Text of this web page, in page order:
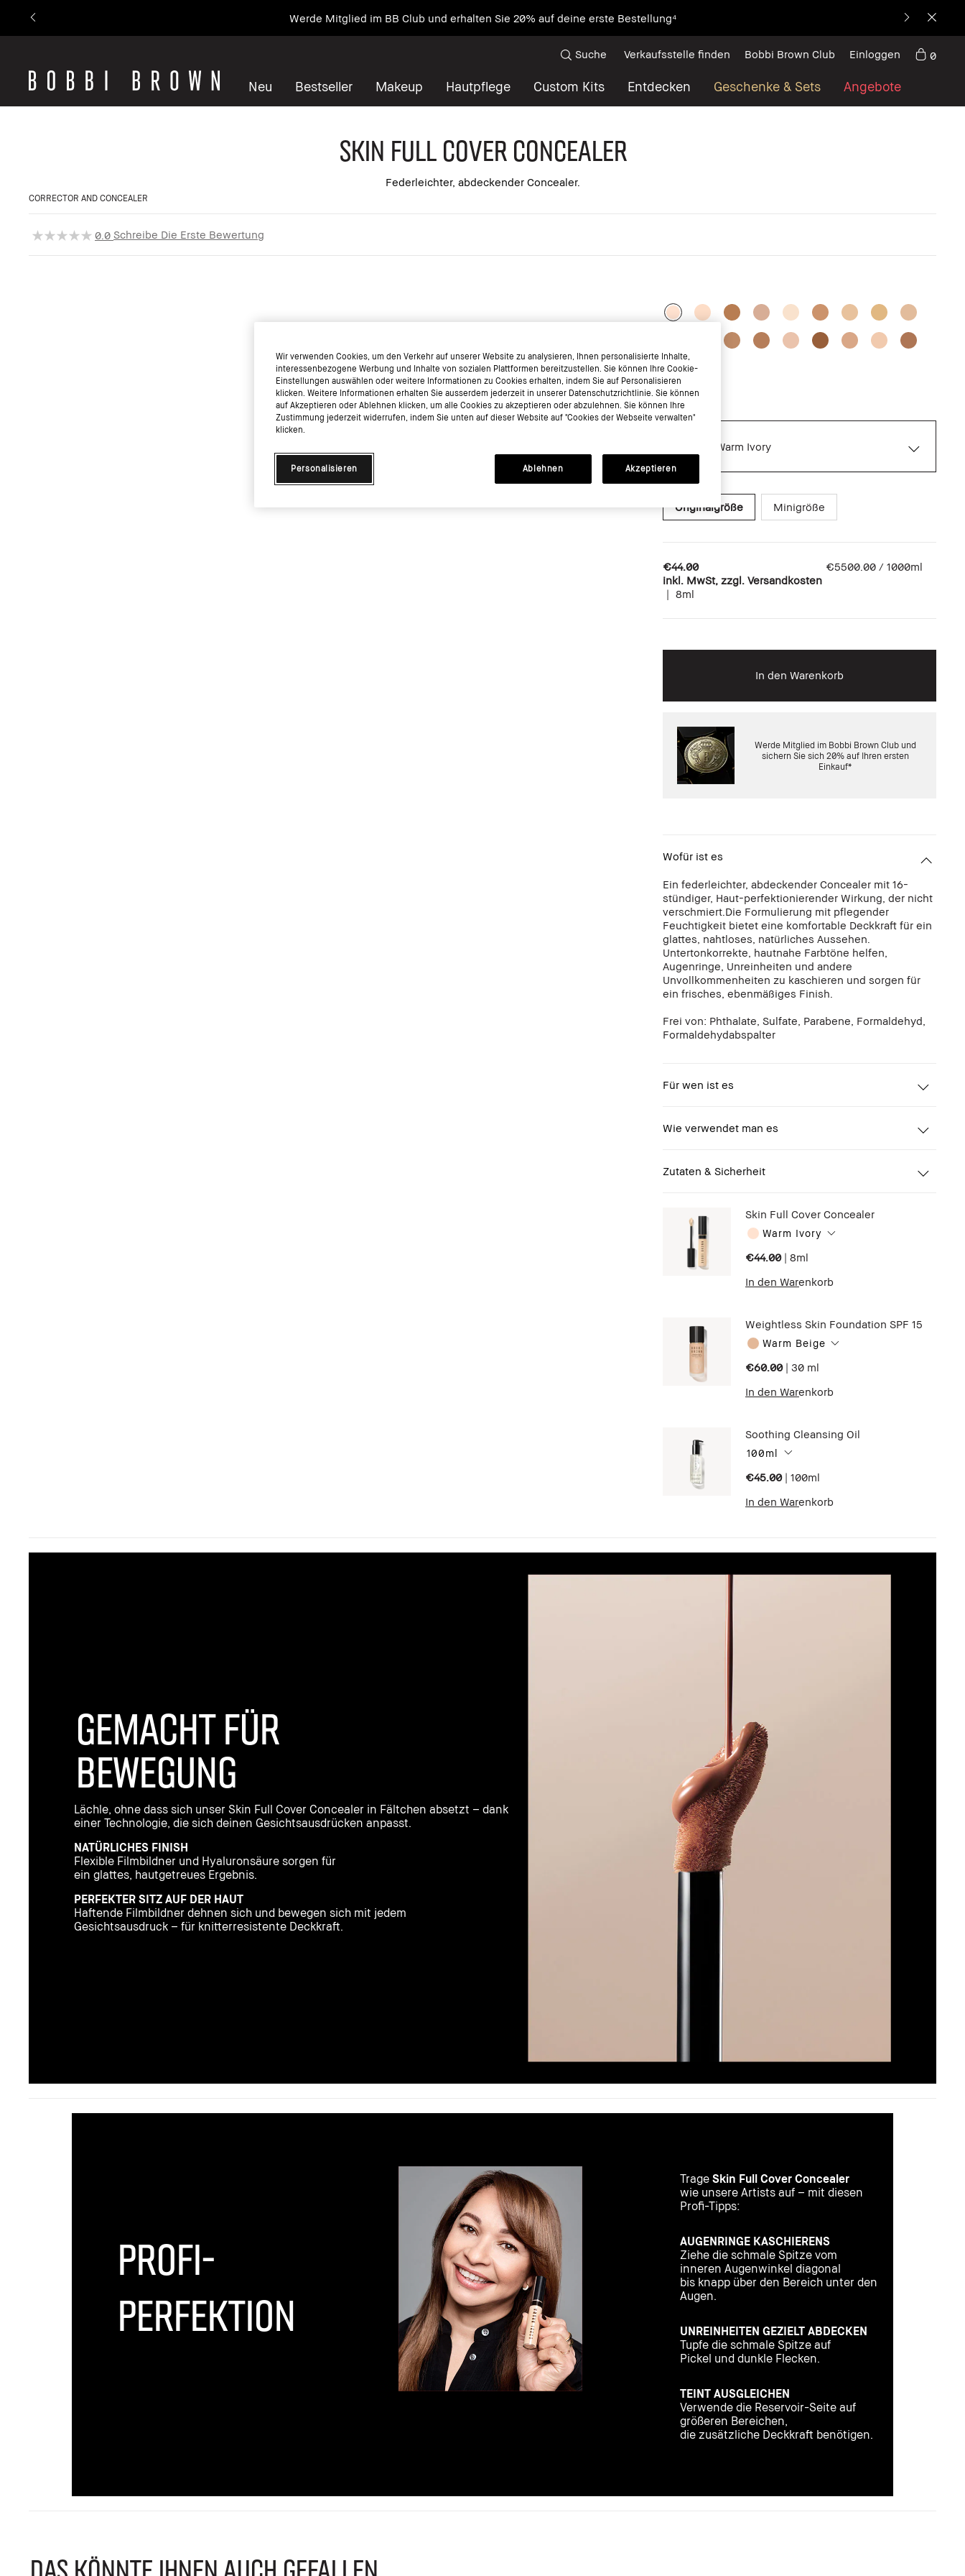
2 Mini-Geschenke gratis – ab 89€ Bestellwert erhalte 2 Beauty-Essentials für mühelose Sommer-Looks
Neu Bestseller Makeup Hautpflege Custom Kits Entdecken Geschenke & Sets Angebote
Suche Verkaufsstelle finden Bobbi Brown Club Einloggen 0
Skin Full Cover Concealer
Federleichter, abdeckender Concealer.
CORRECTOR AND CONCEALER
0.0 Schreibe Die Erste Bewertung
Warm Ivory
Originalgröße Minigröße
€44.00
inkl. MwSt, zzgl. Versandkosten
€5500.00 / 1000ml
| 8ml
In den Warenkorb
Werde Mitglied im Bobbi Brown Club und
sichern Sie sich 20% auf Ihren ersten
Einkauf*
Wofür ist es
Ein federleichter, abdeckender Concealer mit 16-
stündiger, Haut-perfektionierender Wirkung, der nicht
verschmiert.Die Formulierung mit pflegender
Feuchtigkeit bietet eine komfortable Deckkraft für ein
glattes, nahtloses, natürliches Aussehen.
Untertonkorrekte, hautnahe Farbtöne helfen,
Augenringe, Unreinheiten und andere
Unvollkommenheiten zu kaschieren und sorgen für
ein frisches, ebenmäßiges Finish.
Frei von: Phthalate, Sulfate, Parabene, Formaldehyd,
Formaldehydabspalter
Für wen ist es
Wie verwendet man es
Zutaten & Sicherheit
Skin Full Cover Concealer
Warm Ivory
€44.00 | 8ml
In den Warenkorb
Weightless Skin Foundation SPF 15
Warm Beige
€60.00 | 30 ml
In den Warenkorb
Soothing Cleansing Oil
100ml
€45.00 | 100ml
In den Warenkorb
GEMACHT FÜR
BEWEGUNG
Lächle, ohne dass sich unser Skin Full Cover Concealer in Fältchen absetzt – dank
einer Technologie, die sich deinen Gesichtsausdrücken anpasst.
NATÜRLICHES FINISH
Flexible Filmbildner und Hyaluronsäure sorgen für
ein glattes, hautgetreues Ergebnis.
PERFEKTER SITZ AUF DER HAUT
Haftende Filmbildner dehnen sich und bewegen sich mit jedem
Gesichtsausdruck – für knitterresistente Deckkraft.
PROFI-
PERFEKTION
Trage Skin Full Cover Concealer
wie unsere Artists auf – mit diesen
Profi-Tipps:
AUGENRINGE KASCHIERENS
Ziehe die schmale Spitze vom
inneren Augenwinkel diagonal
bis knapp über den Bereich unter den
Augen.
UNREINHEITEN GEZIELT ABDECKEN
Tupfe die schmale Spitze auf
Pickel und dunkle Flecken.
TEINT AUSGLEICHEN
Verwende die Reservoir-Seite auf
größeren Bereichen,
die zusätzliche Deckkraft benötigen.
DAS KÖNNTE IHNEN AUCH GEFALLEN
Wir verwenden Cookies, um den Verkehr auf unserer Website zu analysieren, Ihnen personalisierte Inhalte,
interessenbezogene Werbung und Inhalte von sozialen Plattformen bereitzustellen. Sie können Ihre Cookie-
Einstellungen auswählen oder weitere Informationen zu Cookies erhalten, indem Sie auf Personalisieren
klicken. Weitere Informationen erhalten Sie ausserdem jederzeit in unserer Datenschutzrichtlinie. Sie können
auf Akzeptieren oder Ablehnen klicken, um alle Cookies zu akzeptieren oder abzulehnen. Sie können Ihre
Zustimmung jederzeit widerrufen, indem Sie unten auf dieser Website auf "Cookies der Webseite verwalten"
klicken.
Personalisieren Ablehnen Akzeptieren